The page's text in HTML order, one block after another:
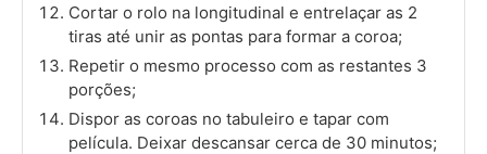
Cortar o rolo na longitudinal e entrelaçar as 2
tiras até unir as pontas para formar a coroa;
Repetir o mesmo processo com as restantes 3
porções;
Dispor as coroas no tabuleiro e tapar com
película. Deixar descansar cerca de 30 minutos;